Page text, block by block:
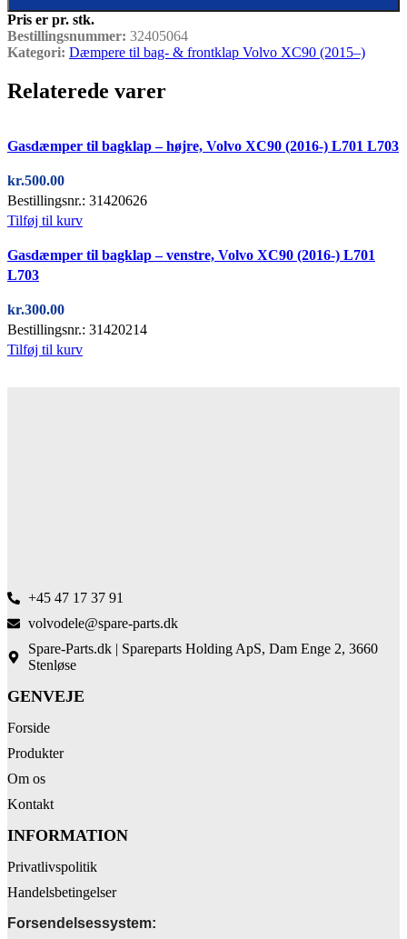
Pris er pr. stk.
Bestillingsnummer: 32405064
Kategori: Dæmpere til bag- & frontklap Volvo XC90 (2015–)
Relaterede varer
Gasdæmper til bagklap – højre, Volvo XC90 (2016-) L701 L703
kr.500.00
Bestillingsnr.: 31420626
Tilføj til kurv
Gasdæmper til bagklap – venstre, Volvo XC90 (2016-) L701
L703
kr.300.00
Bestillingsnr.: 31420214
Tilføj til kurv
+45 47 17 37 91
volvodele@spare-parts.dk
Spare-Parts.dk | Spareparts Holding ApS, Dam Enge 2, 3660
Stenløse
GENVEJE
Forside
Produkter
Om os
Kontakt
INFORMATION
Privatlivspolitik
Handelsbetingelser
Forsendelsessystem: